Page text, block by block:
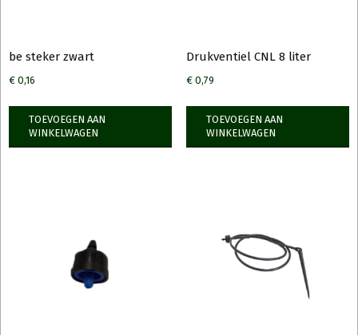
be steker zwart
€ 0,16
TOEVOEGEN AAN
WINKELWAGEN
Drukventiel CNL 8 liter
€0,79
TOEVOEGEN AAN
WINKELWAGEN